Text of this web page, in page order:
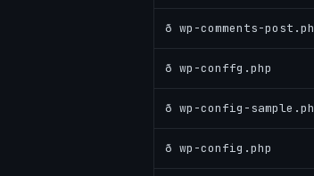
ð wp-comments-
ð wp-conffg.php
ð wp-config-
ð wp-config.php